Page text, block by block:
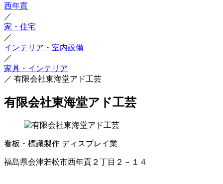
西年貢
／
家・住宅
／
インテリア・室内設備
／
家具・インテリア
／ 有限会社東海堂アド工芸
有限会社東海堂アド工芸
看板・標識製作 ディスプレイ業
福島県会津若松市西年貢２丁目２－１４